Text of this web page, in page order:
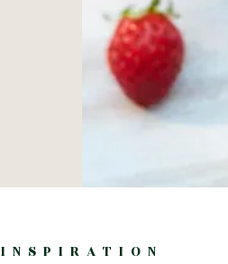
INSPIRATION